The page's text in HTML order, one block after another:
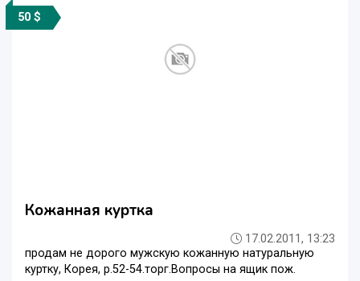
50 $
Кожанная куртка
17.02.2011, 13:23
продам не дорого мужскую кожанную натуральную
куртку, Корея, р.52-54.торг.Вопросы на ящик пож.